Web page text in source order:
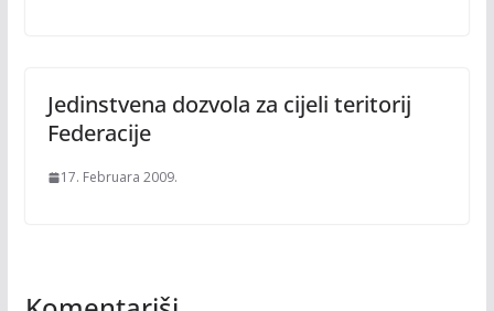
Jedinstvena dozvola za cijeli teritorij
Federacije
17. Februara 2009.